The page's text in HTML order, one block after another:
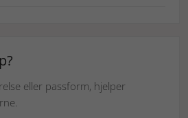
eller passform, hjelper